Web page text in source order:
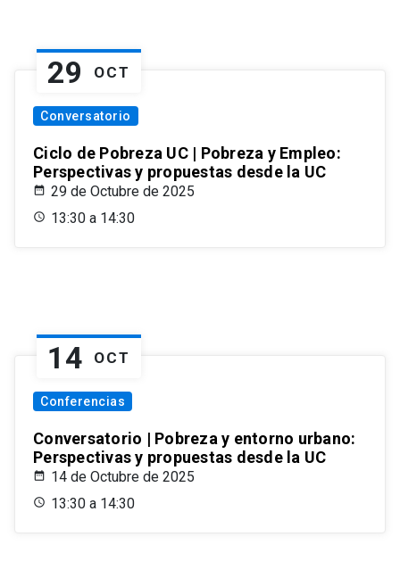
29 OCT
Conversatorio
Ciclo de Pobreza UC | Pobreza y Empleo:
Perspectivas y propuestas desde la UC
29 de Octubre de 2025
13:30 a 14:30
14 OCT
Conferencias
Conversatorio | Pobreza y entorno urbano:
Perspectivas y propuestas desde la UC
14 de Octubre de 2025
13:30 a 14:30